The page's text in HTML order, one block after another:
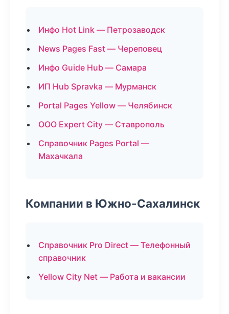
Инфо Hot Link — Петрозаводск
News Pages Fast — Череповец
Инфо Guide Hub — Самара
ИП Hub Spravka — Мурманск
Portal Pages Yellow — Челябинск
ООО Expert City — Ставрополь
Справочник Pages Portal —
Махачкала
Компании в Южно-Сахалинск
Справочник Pro Direct — Телефонный
справочник
Yellow City Net — Работа и вакансии